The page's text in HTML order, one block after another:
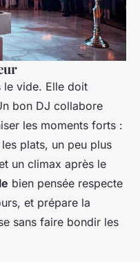
le vide. Elle doit
bon DJ collabore
les moments forts :
plats, un peu plus
un climax après le
bien pensée respecte
et prépare la
sans faire bondir les